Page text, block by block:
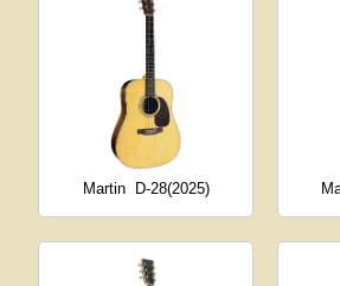
Martin D-28(2025)